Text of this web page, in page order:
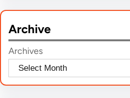
c
h
Archive
Archives